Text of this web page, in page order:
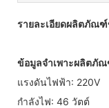
รายละเอียดผลิตภัณ
ข้อมูลจำเพาะผลิตภั
แรงดันไฟฟ้า: 220V
กำลังไฟ: 46 วัตต์